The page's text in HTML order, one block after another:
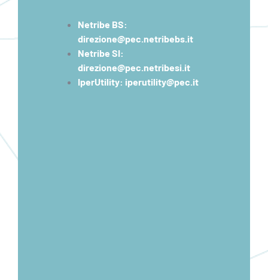
Netribe BS:
direzione@pec.netribebs.it
Netribe SI:
direzione@pec.netribesi.it
IperUtility: iperutility@pec.it